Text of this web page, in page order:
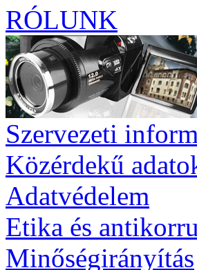
RÓLUNK
Szervezeti
Közérdekű
Adatvédelem
Etika és
Minőségirányítás